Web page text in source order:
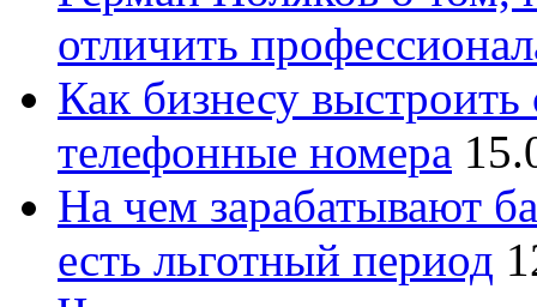
отличить
Как бизнесу
телефонные номера
На чем зарабатывают
есть льготный период